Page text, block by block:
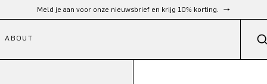
Gratis verzending vanaf €300
ABOUT